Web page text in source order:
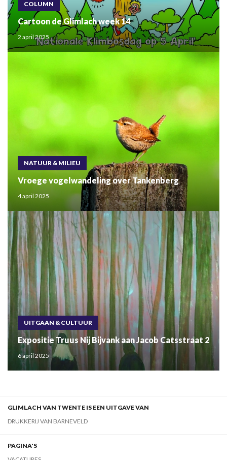
COLUMN
Cartoon de Glimlach week 14
2 april 2025
NATUUR & MILIEU
Vroege vogelwandeling over Tankenberg
4 april 2025
UITGAAN & CULTUUR
Expositie Truus Nij Bijvank aan Jacob Catsstraat 2
6 april 2025
GLIMLACH VAN TWENTE IS EEN UITGAVE VAN
DRUKKERIJ VAN BARNEVELD
PAGINA'S